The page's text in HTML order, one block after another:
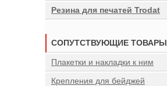
Резина для печатей Trodat
СОПУТСТВУЮЩИЕ ТОВАРЫ
Плакетки и накладки к ним
Крепления для бейджей